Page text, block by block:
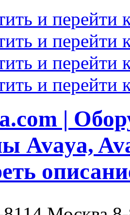
и перейти
и перейти
и перейти
и перейти
|
Avaya,